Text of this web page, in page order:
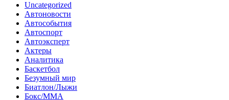
Uncategorized
Автоновости
Автособытия
Автоспорт
Автоэксперт
Актеры
Аналитика
Баскетбол
Безумный мир
Биатлон/Лыжи
Бокс/MMA